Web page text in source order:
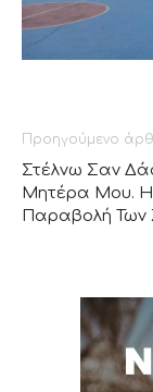
Προηγούμενο
Στέλνω Σαν
Μητέρα Μου. Η
Παραβολή Των